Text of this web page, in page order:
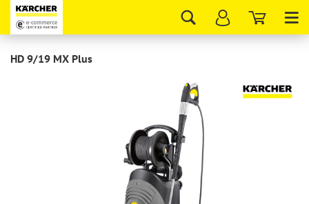
HD 9/19 МX Plus